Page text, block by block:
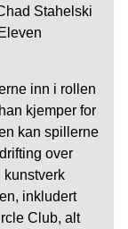
Stahelski
inn i rollen
kjemper for
kan spillerne
over
kunstverk
inkludert
Club, alt